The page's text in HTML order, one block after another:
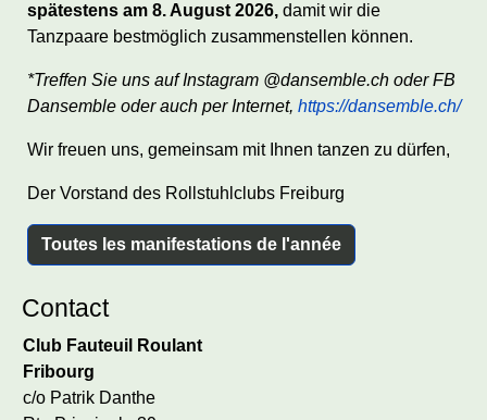
spätestens am 8. August 2026, damit wir die
Tanzpaare bestmöglich zusammenstellen können.
*Treffen Sie uns auf Instagram @dansemble.ch oder FB
Dansemble oder auch per Internet, https://dansemble.ch/
Wir freuen uns, gemeinsam mit Ihnen tanzen zu dürfen,
Der Vorstand des Rollstuhlclubs Freiburg
Toutes les manifestations de l'année
Contact
Club Fauteuil Roulant
Fribourg
c/o Patrik Danthe